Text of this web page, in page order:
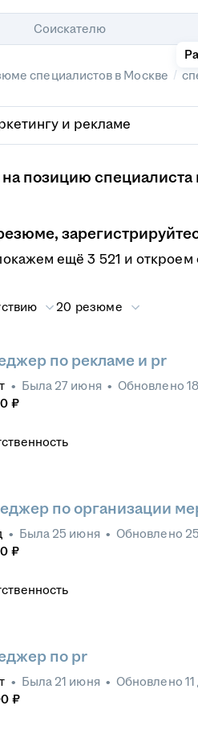
Соискателю
специалистов в Москве /
позицию
ещё 3 521 и откроем
20 резюме
по рекламе и pr
• Была 27 июня • Обновлено
₽
по организации
• Была 25 июня • Обновлено
₽
по pr
• Была 21 июня • Обновлено
₽